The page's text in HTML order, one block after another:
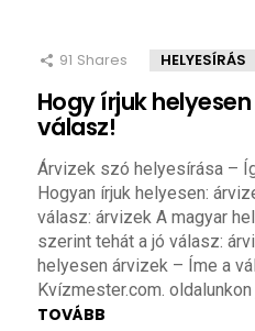
91 Shares HELYESÍRÁS
Hogy írjuk
válasz!
Árvizek szó helyesírása –
Hogyan írjuk helyesen:
válasz: árvizek A magyar
szerint tehát a jó válasz:
helyesen árvizek – Íme a
Kvízmester.com.
TOVÁBB